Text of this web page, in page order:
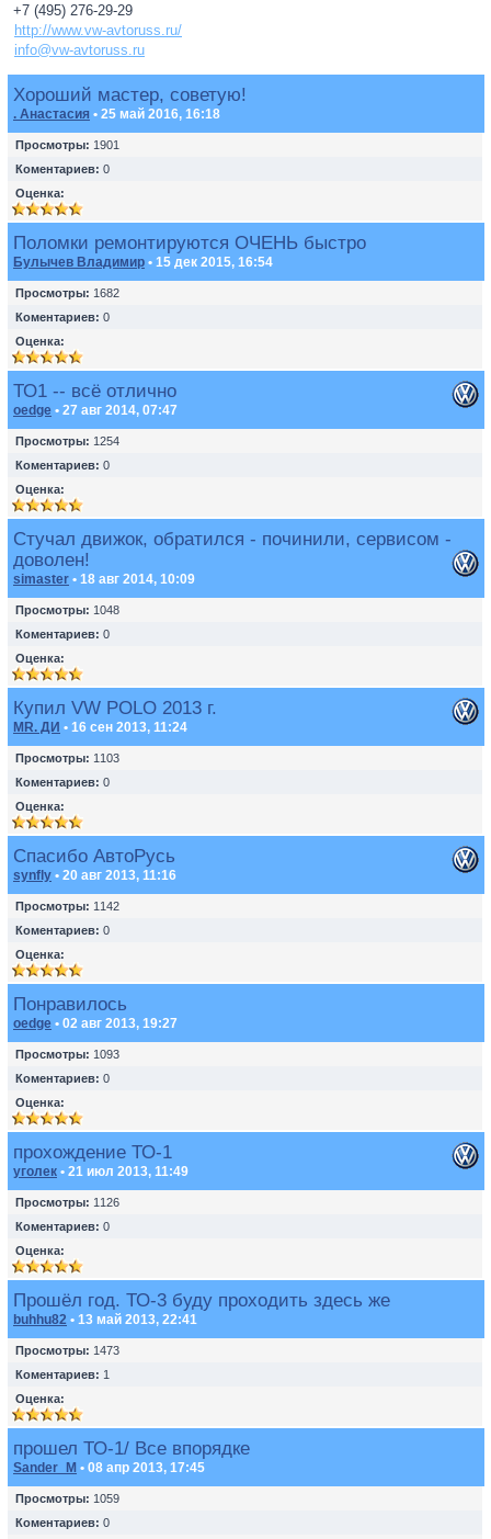
+7 (495) 276-29-29
http://www.vw-avtoruss.ru/
info@vw-avtoruss.ru
Хороший мастер, советую!
. Анастасия • 25 май 2016, 16:18
Просмотры: 1901
Коментариев: 0
Оценка:
Поломки ремонтируются ОЧЕНЬ быстро
Булычев Владимир • 15 дек 2015, 16:54
Просмотры: 1682
Коментариев: 0
Оценка:
ТО1 -- всё отлично
oedge • 27 авг 2014, 07:47
Просмотры: 1254
Коментариев: 0
Оценка:
Стучал движок, обратился - починили, сервисом -
доволен!
simaster • 18 авг 2014, 10:09
Просмотры: 1048
Коментариев: 0
Оценка:
Купил VW POLO 2013 г.
MR. ДИ • 16 сен 2013, 11:24
Просмотры: 1103
Коментариев: 0
Оценка:
Спасибо АвтоРусь
synfly • 20 авг 2013, 11:16
Просмотры: 1142
Коментариев: 0
Оценка:
Понравилось
oedge • 02 авг 2013, 19:27
Просмотры: 1093
Коментариев: 0
Оценка:
прохождение ТО-1
уголек • 21 июл 2013, 11:49
Просмотры: 1126
Коментариев: 0
Оценка:
Прошёл год. ТО-3 буду проходить здесь же
buhhu82 • 13 май 2013, 22:41
Просмотры: 1473
Коментариев: 1
Оценка:
прошел ТО-1/ Все впорядке
Sander_M • 08 апр 2013, 17:45
Просмотры: 1059
Коментариев: 0